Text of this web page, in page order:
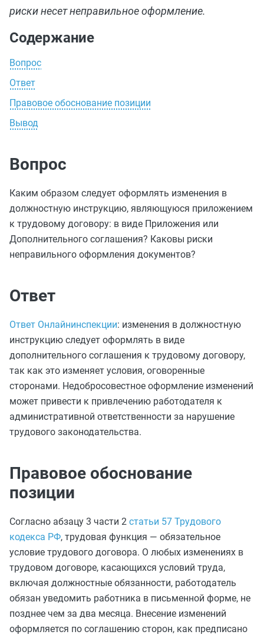
риски несет неправильное оформление.
Содержание
Вопрос
Ответ
Правовое обоснование позиции
Вывод
Вопрос
Каким образом следует оформлять изменения в
должностную инструкцию, являющуюся приложением
к трудовому договору: в виде Приложения или
Дополнительного соглашения? Каковы риски
неправильного оформления документов?
Ответ
Ответ Онлайнинспекции: изменения в должностную
инструкцию следует оформлять в виде
дополнительного соглашения к трудовому договору,
так как это изменяет условия, оговоренные
сторонами. Недобросовестное оформление изменений
может привести к привлечению работодателя к
административной ответственности за нарушение
трудового законодательства.
Правовое обоснование
позиции
Согласно абзацу 3 части 2 статьи 57 Трудового
кодекса РФ, трудовая функция — обязательное
условие трудового договора. О любых изменениях в
трудовом договоре, касающихся условий труда,
включая должностные обязанности, работодатель
обязан уведомить работника в письменной форме, не
позднее чем за два месяца. Внесение изменений
оформляется по соглашению сторон, как предписано